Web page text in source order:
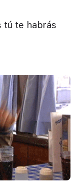
tú te habrás